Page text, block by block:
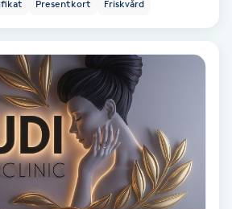
Presentkort Friskvård